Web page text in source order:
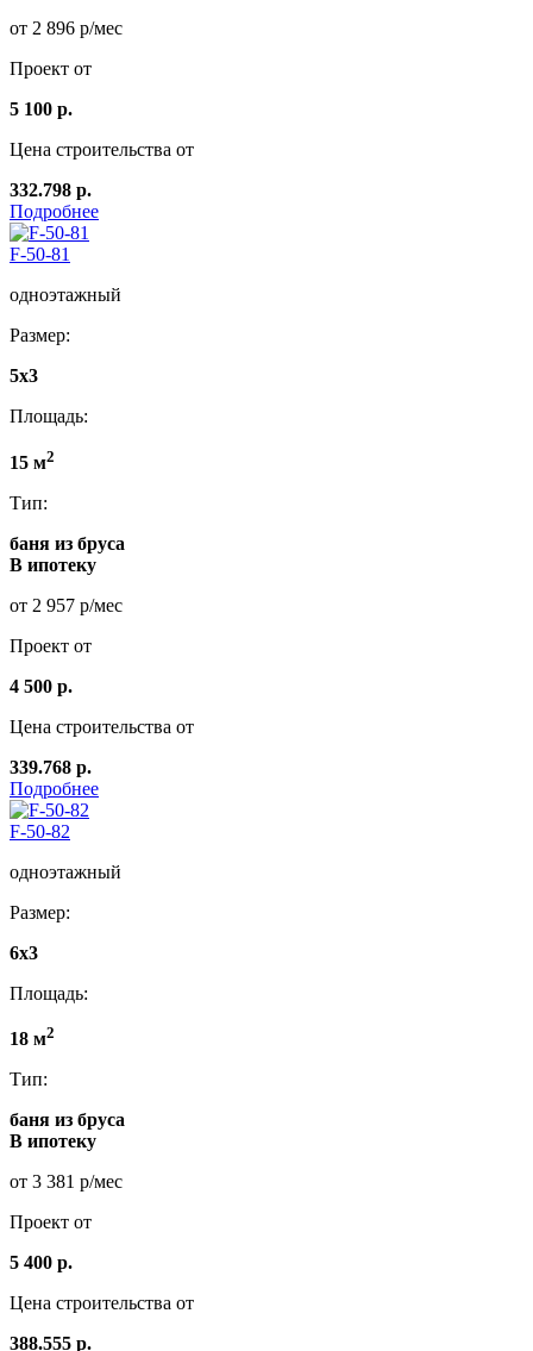
от 2 896 р/мес
Проект от
5 100 р.
Цена строительства от
332.798 р.
Подробнее
F-50-81
одноэтажный
Размер:
5x3
Площадь:
15 м2
Тип:
баня из бруса
В ипотеку
от 2 957 р/мес
Проект от
4 500 р.
Цена строительства от
339.768 р.
Подробнее
F-50-82
одноэтажный
Размер:
6x3
Площадь:
18 м2
Тип:
баня из бруса
В ипотеку
от 3 381 р/мес
Проект от
5 400 р.
Цена строительства от
388.555 р.